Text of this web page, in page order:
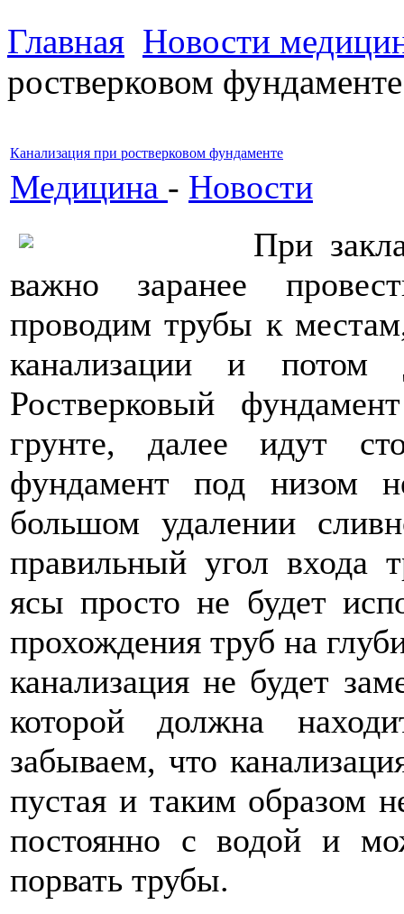
Главная Новости
ростверковом фундаменте
Канализация при ростверковом фундаменте
Медицина - Новости
При
важно заранее
проводим трубы к
канализации и потом
Ростверковый
грунте, далее идут
фундамент под низом
большом удалении
правильный угол входа
ясы просто не будет
прохождения труб на
канализация не будет
которой должна
забываем, что
пустая и таким образом
постоянно с водой и
порвать трубы.